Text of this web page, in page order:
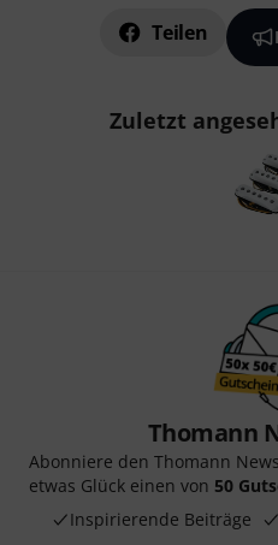
Teilen
Zuletzt
Thomann
Abonniere den Thomann
etwas Glück einen von 50
Inspirierende Beiträge